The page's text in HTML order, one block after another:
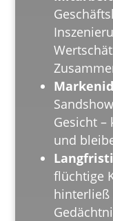
Gesicht
und
flüchtige
hinterließ